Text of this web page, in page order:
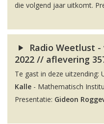
die volgend jaar uitkomt.
Radio Weetlust
2022 // aflevering
Te gast in deze uitzending:
Kalle - Mathematisch
Presentatie: Gideon